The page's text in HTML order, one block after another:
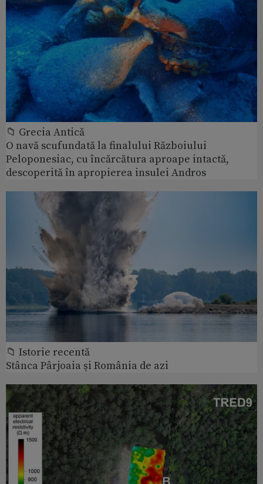
📁 Grecia Antică
O navă scufundată la finalului Războiului
Peloponesiac, cu încărcătura aproape intactă,
descoperită în apropierea insulei Andros
📁 Istorie recentă
Stânca Pârjoaia şi România de azi